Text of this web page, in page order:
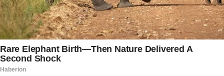
no Senado e fica sob análise da presidência da
Casa. Cabe ao presidente decidir se o pedido
será arquivado ou se seguirá para avaliação
técnica. Não existe prazo definido para essa
decisão, o que faz com que muitos